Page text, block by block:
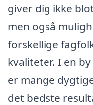
giver dig ikke
men også
forskellige
kvaliteter. I en
er mange
det bedste